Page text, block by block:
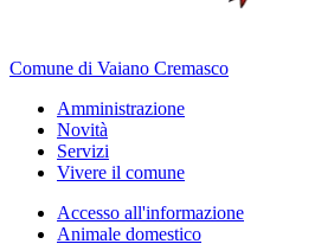
Comune di Vaiano Cremasco
Amministrazione
Novità
Servizi
Vivere il comune
Accesso all'informazione
Animale domestico